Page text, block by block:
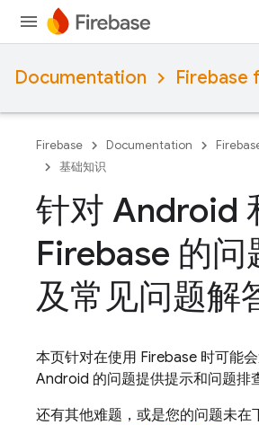
Documentation Firebase
Firebase Documentation
基础知识
针对 Android
Firebase 的问
及常见问题解
本页针对在使用 Firebase 时可能
Android 的问题提供提示和问题排
还有其他难题，或是您的问题未在